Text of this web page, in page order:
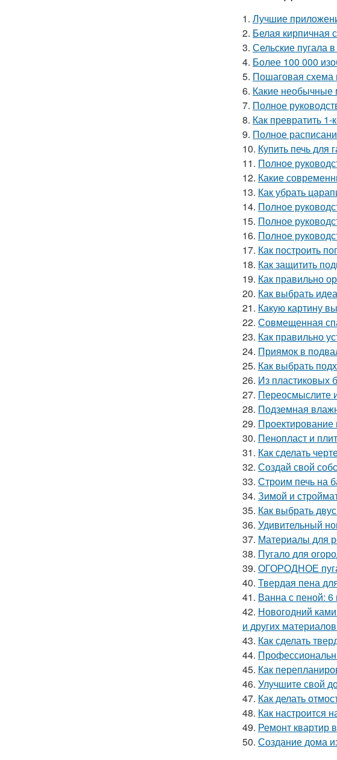
1. Лучшие
2. Белая кирпичная
3. Сельские пугала
4. Более 100 000
5. Пошаговая схема
6. Какие необычные
7. Полное
8. Как превратить
9. Полное
10. Купить печь для
11. Полное
12. Какие
13. Как убрать
14. Полное
15. Полное
16. Полное
17. Как построить
18. Как защитить
19. Как правильно
20. Как выбрать
21. Какую картину
22. Совмещенная
23. Как правильно
24. Приямок в
25. Как выбрать
26. Из пластиковых
27. Переосмыслите
28. Подземная
29.
30. Пенопласт и
31. Как сделать
32. Создай свой
33. Строим печь на
34. Зимой и
35. Как выбрать
36. Удивительный
37. Материалы для
38. Пугало для
39. ОГОРОДНОЕ
40. Твердая пена
41. Ванна с пеной:
42. Новогодний
и других
43. Как сделать
44.
45. Как
46. Улучшите свой
47. Как делать
48. Как настроится
49. Ремонт квартир
50. Создание дома